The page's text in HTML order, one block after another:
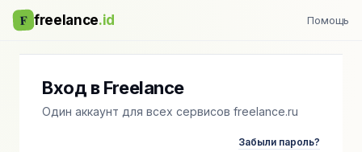
F freelance.id Помощь
Вход в Freelance
Один аккаунт для всех сервисов freelance.ru
Забыли пароль?